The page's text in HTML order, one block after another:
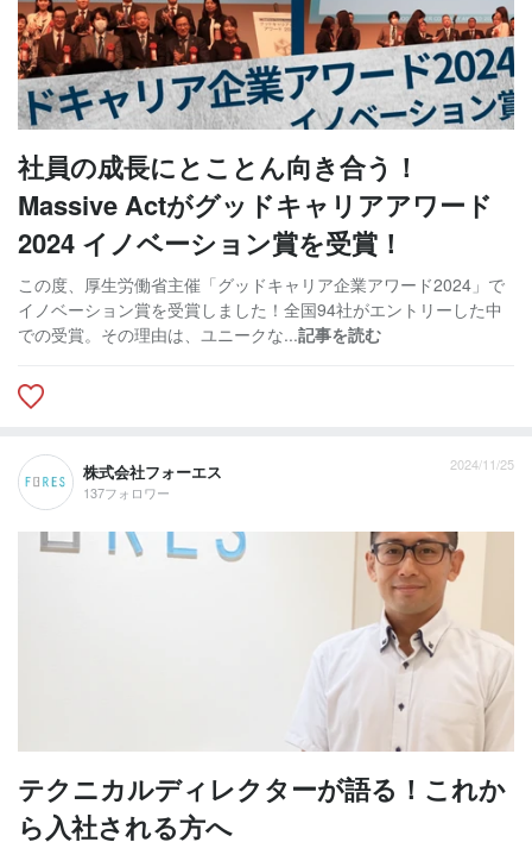
社員の成長にとことん向き合う！
Massive Actがグッドキャリアアワード
2024 イノベーション賞を受賞！
この度、厚生労働省主催「グッドキャリア企業アワード2024」で
イノベーション賞を受賞しました！全国94社がエントリーした中
での受賞。その理由は、ユニークな...記事を読む
株式会社フォーエス
137フォロワー
2024/11/25
テクニカルディレクターが語る！これか
ら入社される方へ